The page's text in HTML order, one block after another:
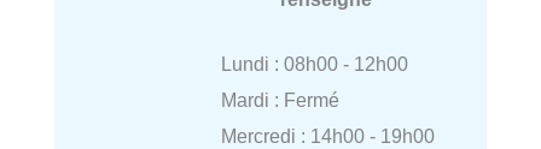
Lundi : 08h00 - 12h00
Mardi : Fermé
Mercredi : 14h00 - 19h00